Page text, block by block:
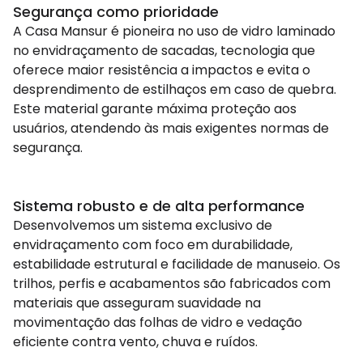
Segurança como prioridade
A Casa Mansur é pioneira no uso de vidro laminado
no envidraçamento de sacadas, tecnologia que
oferece maior resistência a impactos e evita o
desprendimento de estilhaços em caso de quebra.
Este material garante máxima proteção aos
usuários, atendendo às mais exigentes normas de
segurança.
Sistema robusto e de alta performance
Desenvolvemos um sistema exclusivo de
envidraçamento com foco em durabilidade,
estabilidade estrutural e facilidade de manuseio. Os
trilhos, perfis e acabamentos são fabricados com
materiais que asseguram suavidade na
movimentação das folhas de vidro e vedação
eficiente contra vento, chuva e ruídos.